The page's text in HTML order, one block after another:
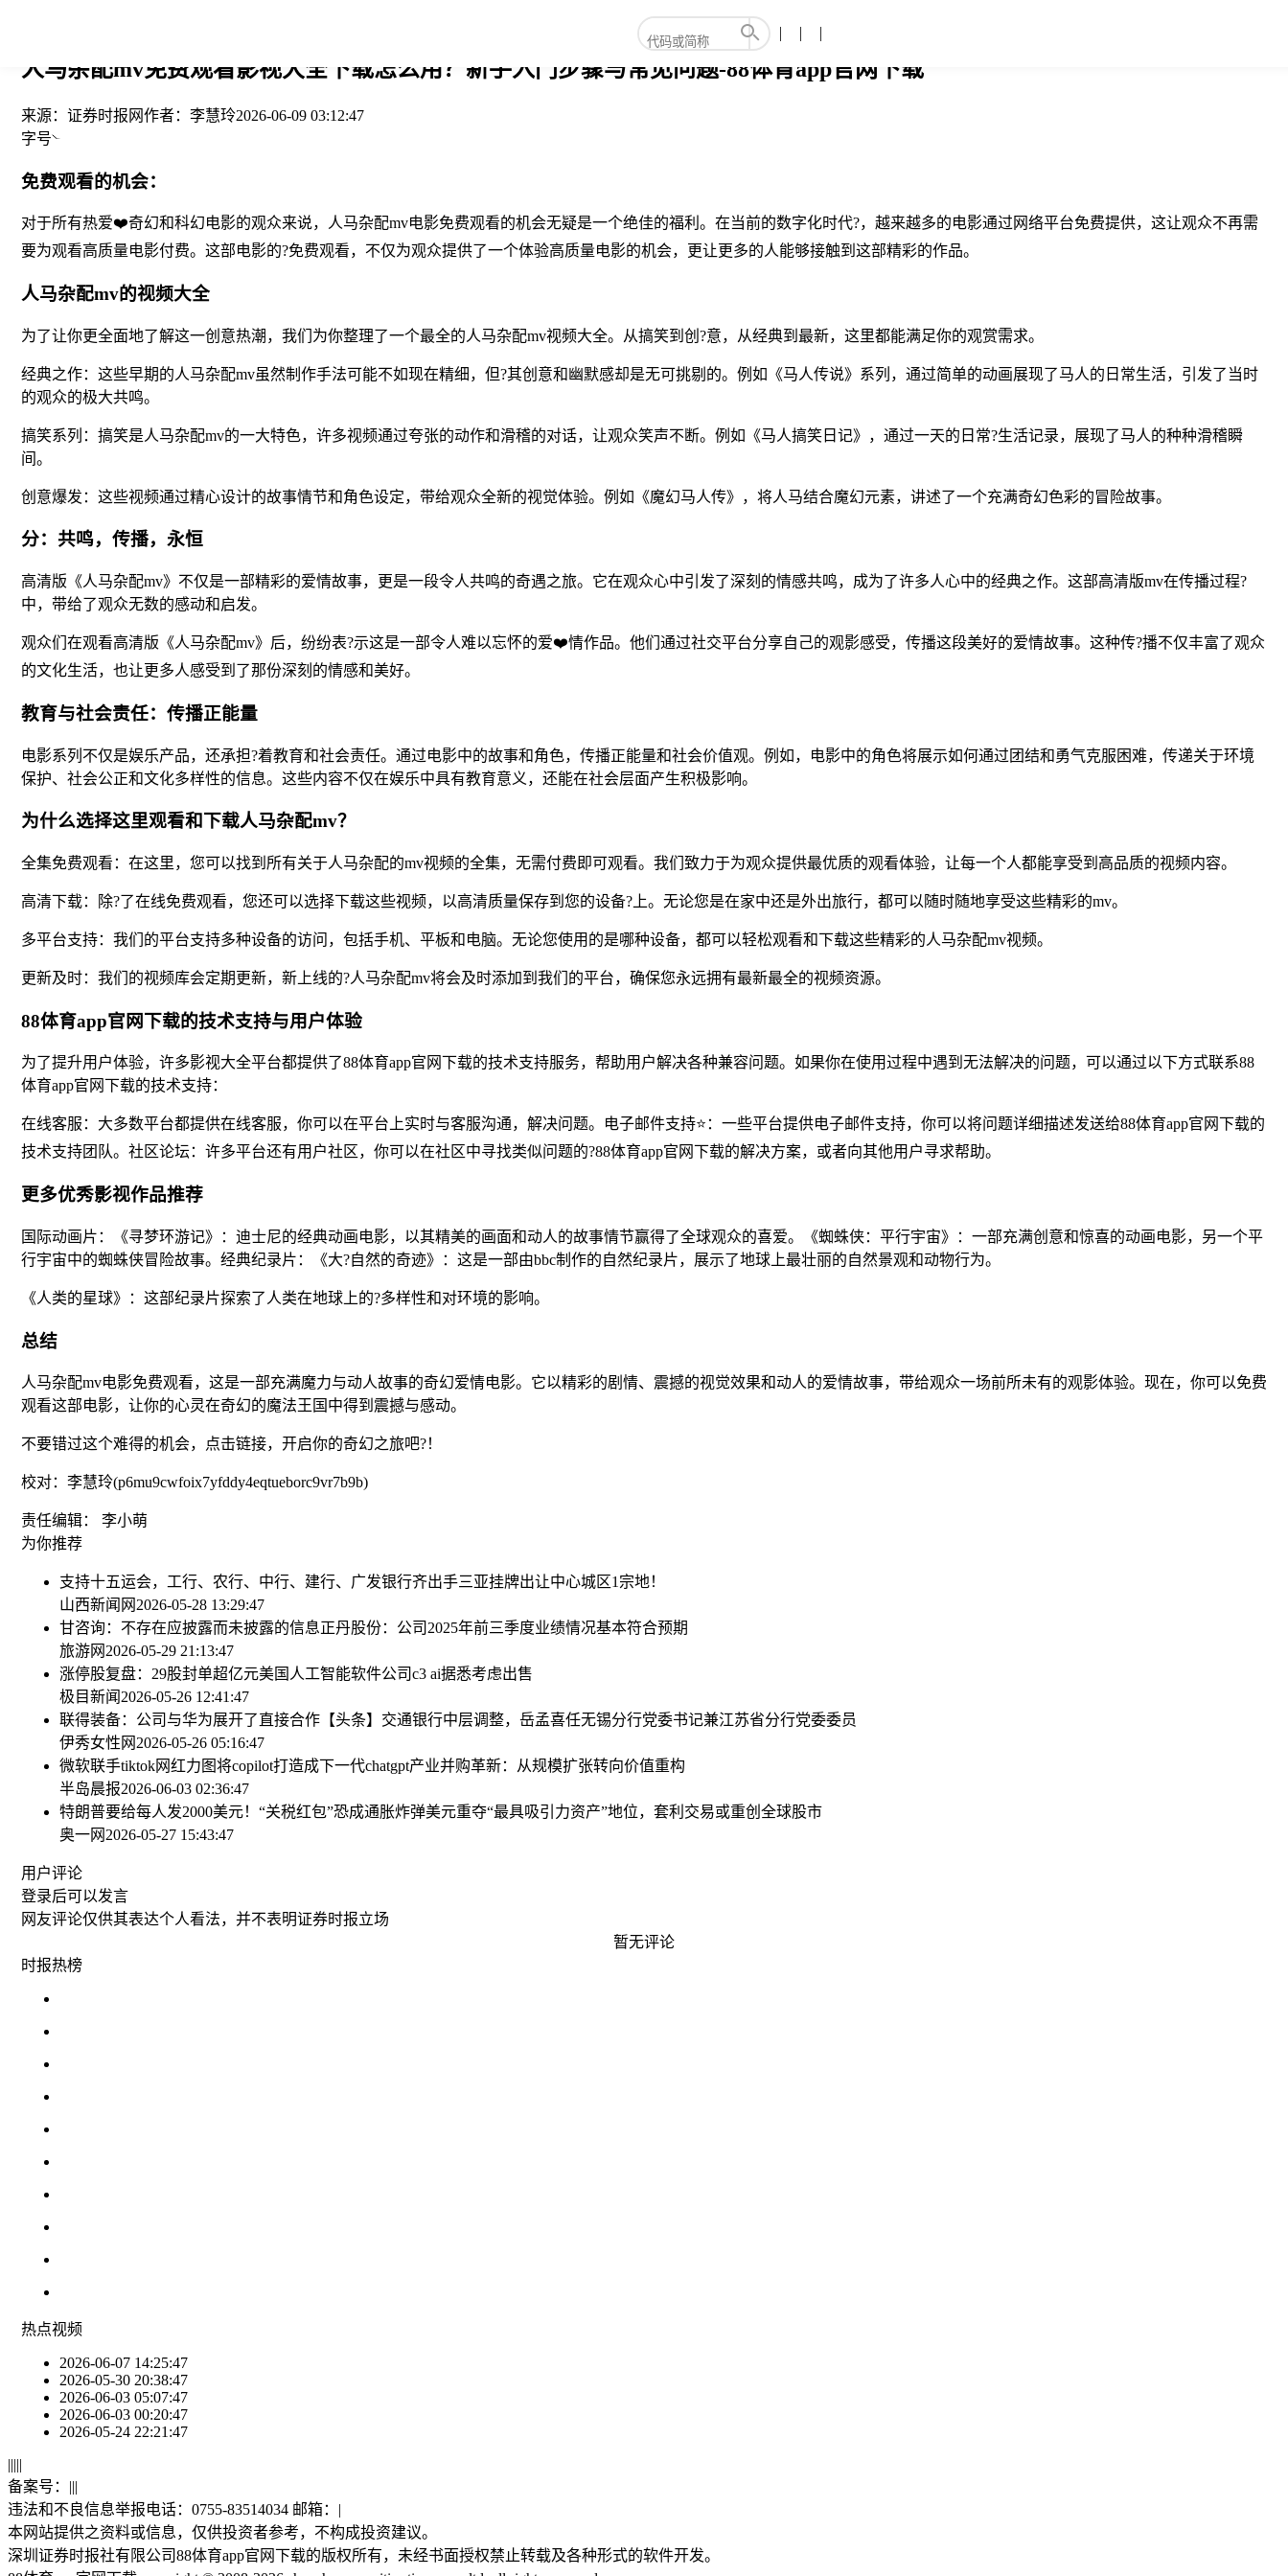
人马杂配mv免费观看影视大全下载怎么用？新手入门步骤与常见问题-88体育app官网下载
来源： 证券时报网作者： 李慧玲2026-06-09 03:12:47
字号
免费观看的机会：
对于所有热爱❤️奇幻和科幻电影的观众来说，人马杂配mv电影免费观看的机会无疑是一个绝佳的福利。在当前的数字化时代?，越来越多的电影通过网络平台免费提供，这让观众不再需
要为观看高质量电影付费。这部电影的?免费观看，不仅为观众提供了一个体验高质量电影的机会，更让更多的人能够接触到这部精彩的作品。
人马杂配mv的视频大全
为了让你更全面地了解这一创意热潮，我们为你整理了一个最全的人马杂配mv视频大全。从搞笑到创?意，从经典到最新，这里都能满足你的观赏需求。
经典之作：这些早期的人马杂配mv虽然制作手法可能不如现在精细，但?其创意和幽默感却是无可挑剔的。例如《马人传说》系列，通过简单的动画展现了马人的日常生活，引发了当时
的观众的极大共鸣。
搞笑系列：搞笑是人马杂配mv的一大特色，许多视频通过夸张的动作和滑稽的对话，让观众笑声不断。例如《马人搞笑日记》，通过一天的日常?生活记录，展现了马人的种种滑稽瞬
间。
创意爆发：这些视频通过精心设计的故事情节和角色设定，带给观众全新的视觉体验。例如《魔幻马人传》，将人马结合魔幻元素，讲述了一个充满奇幻色彩的冒险故事。
分：共鸣，传播，永恒
高清版《人马杂配mv》不仅是一部精彩的爱情故事，更是一段令人共鸣的奇遇之旅。它在观众心中引发了深刻的情感共鸣，成为了许多人心中的经典之作。这部高清版mv在传播过程?
中，带给了观众无数的感动和启发。
观众们在观看高清版《人马杂配mv》后，纷纷表?示这是一部令人难以忘怀的爱❤️情作品。他们通过社交平台分享自己的观影感受，传播这段美好的爱情故事。这种传?播不仅丰富了观众
的文化生活，也让更多人感受到了那份深刻的情感和美好。
教育与社会责任：传播正能量
电影系列不仅是娱乐产品，还承担?着教育和社会责任。通过电影中的故事和角色，传播正能量和社会价值观。例如，电影中的角色将展示如何通过团结和勇气克服困难，传递关于环境
保护、社会公正和文化多样性的信息。这些内容不仅在娱乐中具有教育意义，还能在社会层面产生积极影响。
为什么选择这里观看和下载人马杂配mv？
全集免费观看：在这里，您可以找到所有关于人马杂配的mv视频的全集，无需付费即可观看。我们致力于为观众提供最优质的观看体验，让每一个人都能享受到高品质的视频内容。
高清下载：除?了在线免费观看，您还可以选择下载这些视频，以高清质量保存到您的设备?上。无论您是在家中还是外出旅行，都可以随时随地享受这些精彩的mv。
多平台支持：我们的平台支持多种设备的访问，包括手机、平板和电脑。无论您使用的是哪种设备，都可以轻松观看和下载这些精彩的人马杂配mv视频。
更新及时：我们的视频库会定期更新，新上线的?人马杂配mv将会及时添加到我们的平台，确保您永远拥有最新最全的视频资源。
88体育app官网下载的技术支持与用户体验
为了提升用户体验，许多影视大全平台都提供了88体育app官网下载的技术支持服务，帮助用户解决各种兼容问题。如果你在使用过程中遇到无法解决的问题，可以通过以下方式联系88
体育app官网下载的技术支持：
在线客服：大多数平台都提供在线客服，你可以在平台上实时与客服沟通，解决问题。电子邮件支持⭐：一些平台提供电子邮件支持，你可以将问题详细描述发送给88体育app官网下载的
技术支持团队。社区论坛：许多平台还有用户社区，你可以在社区中寻找类似问题的?88体育app官网下载的解决方案，或者向其他用户寻求帮助。
更多优秀影视作品推荐
国际动画片：《寻梦环游记》：迪士尼的经典动画电影，以其精美的画面和动人的故事情节赢得了全球观众的喜爱。《蜘蛛侠：平行宇宙》：一部充满创意和惊喜的动画电影，另一个平
行宇宙中的蜘蛛侠冒险故事。经典纪录片：《大?自然的奇迹》：这是一部由bbc制作的自然纪录片，展示了地球上最壮丽的自然景观和动物行为。
《人类的星球》：这部纪录片探索了人类在地球上的?多样性和对环境的影响。
总结
人马杂配mv电影免费观看，这是一部充满魔力与动人故事的奇幻爱情电影。它以精彩的剧情、震撼的视觉效果和动人的爱情故事，带给观众一场前所未有的观影体验。现在，你可以免费
观看这部电影，让你的心灵在奇幻的魔法王国中得到震撼与感动。
不要错过这个难得的机会，点击链接，开启你的奇幻之旅吧?！
校对：李慧玲(p6mu9cwfoix7yfddy4eqtueborc9vr7b9b)
责任编辑： 李小萌
为你推荐
支持十五运会，工行、农行、中行、建行、广发银行齐出手三亚挂牌出让中心城区1宗地！
山西新闻网 2026-05-28 13:29:47
甘咨询：不存在应披露而未披露的信息正丹股份：公司2025年前三季度业绩情况基本符合预期
旅游网 2026-05-29 21:13:47
涨停股复盘：29股封单超亿元美国人工智能软件公司c3 ai据悉考虑出售
极目新闻 2026-05-26 12:41:47
联得装备：公司与华为展开了直接合作 【头条】交通银行中层调整，岳孟喜任无锡分行党委书记兼江苏省分行党委委员
伊秀女性网 2026-05-26 05:16:47
微软联手tiktok网红力图将copilot打造成下一代chatgpt产业并购革新：从规模扩张转向价值重构
半岛晨报2026-06-03 02:36:47
特朗普要给每人发2000美元！“关税红包”恐成通胀炸弹美元重夺“最具吸引力资产”地位，套利交易或重创全球股市
奥一网 2026-05-27 15:43:47
用户评论
登录后可以发言
网友评论仅供其表达个人看法，并不表明证券时报立场
暂无评论
时报热榜
热点视频
2026-06-07 14:25:47
2026-05-30 20:38:47
2026-06-03 05:07:47
2026-06-03 00:20:47
2026-05-24 22:21:47
|||||
备案号： |||
违法和不良信息举报电话：0755-83514034 邮箱： |
本网站提供之资料或信息，仅供投资者参考，不构成投资建议。
深圳证券时报社有限公司88体育app官网下载的版权所有，未经书面授权禁止转载及各种形式的软件开发。